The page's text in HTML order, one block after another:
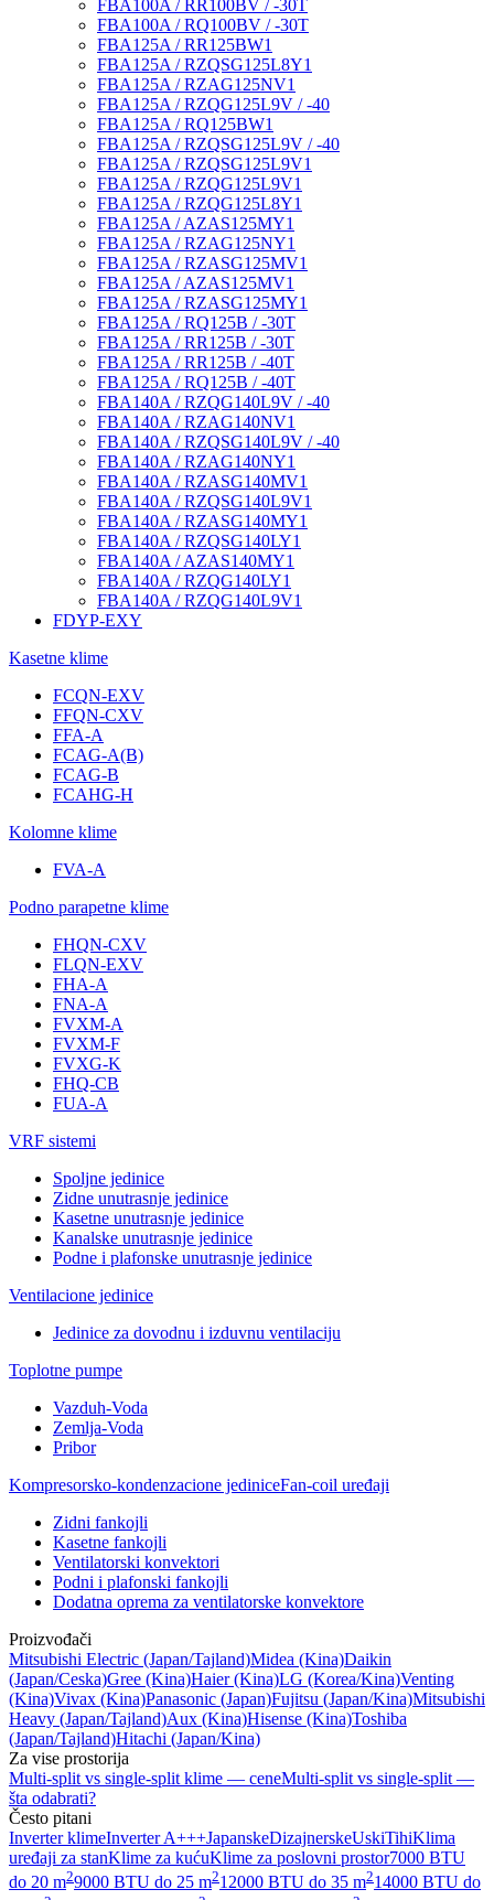
FBA100A / RR100BV / -30T
FBA100A / RQ100BV / -30T
FBA125A / RR125BW1
FBA125A / RZQSG125L8Y1
FBA125A / RZAG125NV1
FBA125A / RZQG125L9V / -40
FBA125A / RQ125BW1
FBA125A / RZQSG125L9V / -40
FBA125A / RZQSG125L9V1
FBA125A / RZQG125L9V1
FBA125A / RZQG125L8Y1
FBA125A / AZAS125MY1
FBA125A / RZAG125NY1
FBA125A / RZASG125MV1
FBA125A / AZAS125MV1
FBA125A / RZASG125MY1
FBA125A / RQ125B / -30T
FBA125A / RR125B / -30T
FBA125A / RR125B / -40T
FBA125A / RQ125B / -40T
FBA140A / RZQG140L9V / -40
FBA140A / RZAG140NV1
FBA140A / RZQSG140L9V / -40
FBA140A / RZAG140NY1
FBA140A / RZASG140MV1
FBA140A / RZQSG140L9V1
FBA140A / RZASG140MY1
FBA140A / RZQSG140LY1
FBA140A / AZAS140MY1
FBA140A / RZQG140LY1
FBA140A / RZQG140L9V1
FDYP-EXY
Kasetne klime
FCQN-EXV
FFQN-CXV
FFA-A
FCAG-A(B)
FCAG-B
FCAHG-H
Kolomne klime
FVA-A
Podno parapetne klime
FHQN-CXV
FLQN-EXV
FHA-A
FNA-A
FVXM-A
FVXM-F
FVXG-K
FHQ-CB
FUA-A
VRF sistemi
Spoljne jedinice
Zidne unutrasnje jedinice
Kasetne unutrasnje jedinice
Kanalske unutrasnje jedinice
Podne i plafonske unutrasnje jedinice
Ventilacione jedinice
Jedinice za dovodnu i izduvnu ventilaciju
Toplotne pumpe
Vazduh-Voda
Zemlja-Voda
Pribor
Kompresorsko-kondenzacione jediniceFan-coil uređaji
Zidni fankojli
Kasetne fankojli
Ventilatorski konvektori
Podni i plafonski fankojli
Dodatna oprema za ventilatorske konvektore
Proizvođači
Mitsubishi Electric (Japan/Tajland)Midea (Kina)Daikin
(Japan/Ceska)Gree (Kina)Haier (Kina)LG (Korea/Kina)Venting
(Kina)Vivax (Kina)Panasonic (Japan)Fujitsu (Japan/Kina)Mitsubishi
Heavy (Japan/Tajland)Aux (Kina)Hisense (Kina)Toshiba
(Japan/Tajland)Hitachi (Japan/Kina)
Za vise prostorija
Multi-split vs single-split klime — ceneMulti-split vs single-split —
šta odabrati?
Često pitani
Inverter klimeInverter A+++JapanskeDizajnerskeUskiTihiKlima
uređaji za stanKlime za kućuKlime za poslovni prostor7000 BTU
do 20 m29000 BTU do 25 m212000 BTU do 35 m214000 BTU do